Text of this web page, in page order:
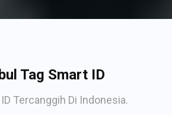
Tag Smart ID
Tercanggih Di Indonesia.